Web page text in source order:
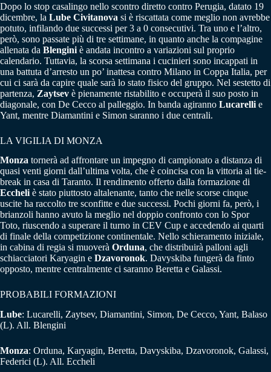
Dopo lo stop casalingo nello scontro diretto contro Perugia, datato 19
dicembre, la Lube Civitanova si è riscattata come meglio non avrebbe
potuto, infilando due successi per 3 a 0 consecutivi. Tra uno e l’altro,
però, sono passate più di tre settimane, in quanto anche la compagine
allenata da Blengini è andata incontro a variazioni sul proprio
calendario. Tuttavia, la scorsa settimana i cucinieri sono incappati in
una battuta d’arresto un po’ inattesa contro Milano in Coppa Italia, per
cui ci sarà da capire quale sarà lo stato fisico del gruppo. Nel sestetto di
partenza, Zaytsev è pienamente ristabilito e occuperà il suo posto in
diagonale, con De Cecco al palleggio. In banda agiranno Lucarelli e
Yant, mentre Diamantini e Simon saranno i due centrali.
LA VIGILIA DI MONZA
Monza tornerà ad affrontare un impegno di campionato a distanza di
quasi venti giorni dall’ultima volta, che è coincisa con la vittoria al tie-
break in casa di Taranto. Il rendimento offerto dalla formazione di
Eccheli è stato piuttosto altalenante, tanto che nelle scorse cinque
uscite ha raccolto tre sconfitte e due successi. Pochi giorni fa, però, i
brianzoli hanno avuto la meglio nel doppio confronto con lo Spor
Toto, riuscendo a superare il turno in CEV Cup e accedendo ai quarti
di finale della competizione continentale. Nello schieramento iniziale,
in cabina di regia si muoverà Orduna, che distribuirà palloni agli
schiacciatori Karyagin e Dzavoronok. Davyskiba fungerà da finto
opposto, mentre centralmente ci saranno Beretta e Galassi.
PROBABILI FORMAZIONI
Lube: Lucarelli, Zaytsev, Diamantini, Simon, De Cecco, Yant, Balaso
(L). All. Blengini
Monza: Orduna, Karyagin, Beretta, Davyskiba, Dzavoronok, Galassi,
Federici (L). All. Eccheli